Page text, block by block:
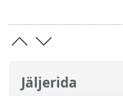
Jäljerida